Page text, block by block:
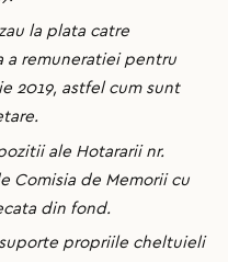
la plata catre
a remuneratiei pentru
2019, astfel cum sunt
ale Hotararii nr.
Comisia de Memorii cu
din fond.
propriile cheltuieli